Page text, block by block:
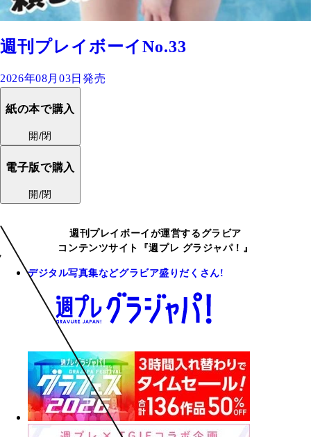
週刊プレイボーイNo.33
2026年08月03日発売
紙の本で購入
開/閉
電子版で購入
開/閉
週刊プレイボーイが運営するグラビア
コンテンツサイト『週プレ グラジャパ！』
デジタル写真集などグラビア盛りだくさん!